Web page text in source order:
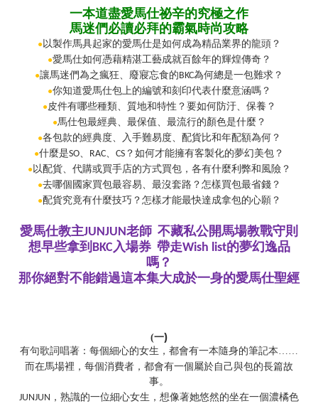
一本道盡愛馬仕祕辛的究極之作
馬迷們必讀必拜的霸氣時尚攻略
●以製作馬具起家的愛馬仕是如何成為精品業界的龍頭？
●愛馬仕如何憑藉精湛工藝成就百餘年的輝煌傳奇？
●讓馬迷們為之瘋狂、廢寢忘食的BKC為何總是一包難求？
●你知道愛馬仕包上的編號和刻印代表什麼意涵嗎？
●皮件有哪些種類、質地和特性？要如何防汙、保養？
●馬仕包最經典、最保值、最流行的顏色是什麼？
●各包款的經典度、入手難易度、配貨比和年配額為何？
●什麼是SO、 RAC、 CS ？如何才能擁有客製化的夢幻美包？
●以配貨、代購或買手店的方式買包，各有什麼利弊和風險？
●去哪個國家買包最容易、最沒套路？怎樣買包最省錢？
●配貨究竟有什麼技巧？怎樣才能最快達成拿包的心願？
愛馬仕教主JUNJUN老師 不藏私公開馬場教戰守則
想早些拿到 BKC入場券 帶走Wish list的夢幻逸品
嗎？
那你絕對不能錯過這本集大成於一身的愛馬仕聖經
(一)
有句歌詞唱著：每個細心的女生，都會有一本隨身的筆記本……
而在馬場裡，每個消費者，都會有一個屬於自己與包的長篇故
事。
JUNJUN ，熟識的一位細心女生，想像著她悠然的坐在一個濃橘色